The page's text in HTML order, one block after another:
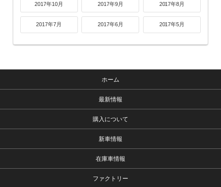
2017年10月 2017年9月 2017年8月
2017年7月 2017年6月 2017年5月
ホーム
最新情報
購入について
新車情報
在庫車情報
ファクトリー